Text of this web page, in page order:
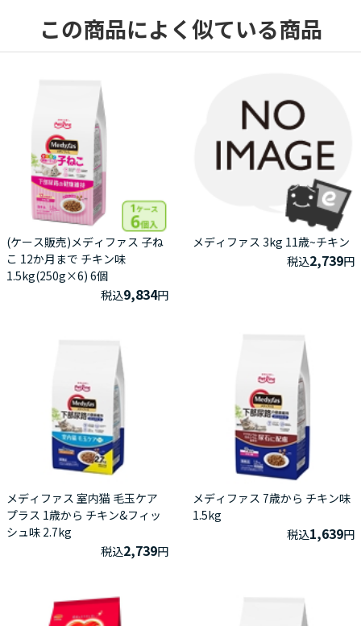
この商品によく似ている商品
(ケース販売)メディファス 子ね
こ 12か月まで チキン味
1.5kg(250g×6) 6個
税込9,834円
メディファス 3kg 11歳~チキン
税込2,739円
メディファス 室内猫 毛玉ケア
プラス 1歳から チキン&フィッ
シュ味 2.7kg
税込2,739円
メディファス 7歳から チキン味
1.5kg
税込1,639円